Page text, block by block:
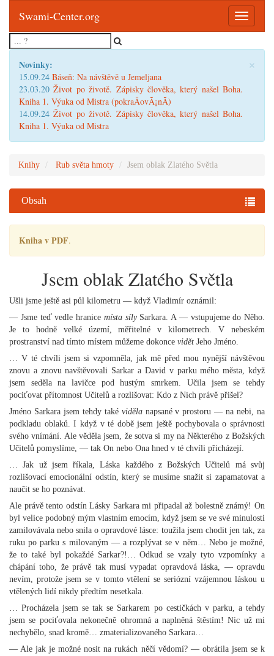
Toggle
Swami-Center.org
×
Novinky:
15.09.24 Báseň: Na návštěvě u Jemeljana
23.03.20Život po životě. Zápisky člověka, který našel Boha.
Kniha 1. Výuka od Mistra (pokraÄovÃ¡nÃ­)
14.09.24Život po životě. Zápisky člověka, který našel Boha.
Kniha 1. Výuka od Mistra
Knihy Rub světa hmoty Jsem oblak Zlatého Světla
Obsah
Kniha v PDF.
Jsem oblak Zlatého Světla
Ušli jsme ještě asi půl kilometru — když Vladimír oznámil:
— Jsme teď vedle hranice místa sílySarkara. A — vstupujeme do Něho.
Je to hodně velké území, měřitelné v kilometrech. V nebeském
prostranství nad tímto místem můžeme dokonce vidět Jeho Jméno.
… V té chvíli jsem si vzpomněla, jak mě před mou nynější návštěvou
znovu a znovu navštěvovali Sarkar a David v parku mého města, když
jsem seděla na lavičce pod hustým smrkem. Učila jsem se tehdy
pociťovat přítomnost Učitelů a rozlišovat: Kdo z Nich právě přišel?
Jméno Sarkara jsem tehdy také vidělanapsané v prostoru — na nebi, na
podkladu oblaků. I když v té době jsem ještě pochybovala o správnosti
svého vnímání. Ale věděla jsem, že sotva si my na Některého z Božských
Učitelů pomyslíme, — tak On nebo Ona hned v té chvíli přicházejí.
… Jak už jsem říkala, Láska každého z Božských Učitelů má svůj
rozlišovací emocionální odstín, který se musíme snažit si zapamatovat a
naučit se ho poznávat.
Ale právě tento odstín Lásky Sarkara mi připadal až bolestně známý! On
byl velice podobný mým vlastním emocím, když jsem se ve své minulosti
zamilovávala nebo snila o opravdové lásce: toužila jsem chodit jen tak, za
ruku po parku s milovaným — a rozplývat se v něm… Nebo je možné,
že to také byl pokaždé Sarkar?!… Odkud se vzaly tyto vzpomínky a
chápání toho, že právě tak musí vypadat opravdová láska, — opravdu
nevím, protože jsem se v tomto vtělení se seriózní vzájemnou láskou u
vtělených lidí nikdy předtím nesetkala.
… Procházela jsem se tak se Sarkarem po cestičkách v parku, a tehdy
jsem se pociťovala nekonečně ohromná a naplněná štěstím! Nic už mi
nechybělo, snad kromě… zmaterializovaného Sarkara…
— Ale jak je možné nosit na rukách něčí vědomí? — obrátila jsem se k